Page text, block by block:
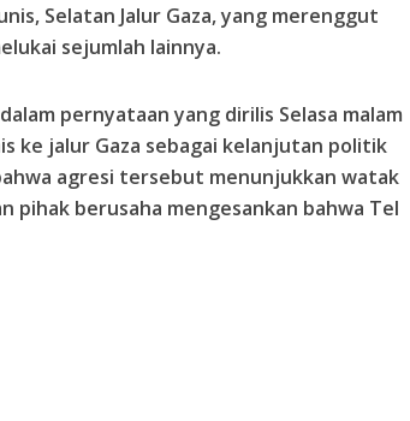
Selatan Jalur Gaza, yang merenggut
sejumlah lainnya.
pernyataan yang dirilis Selasa malam
ke jalur Gaza sebagai kelanjutan politik
agresi tersebut menunjukkan watak
pihak berusaha mengesankan bahwa Tel